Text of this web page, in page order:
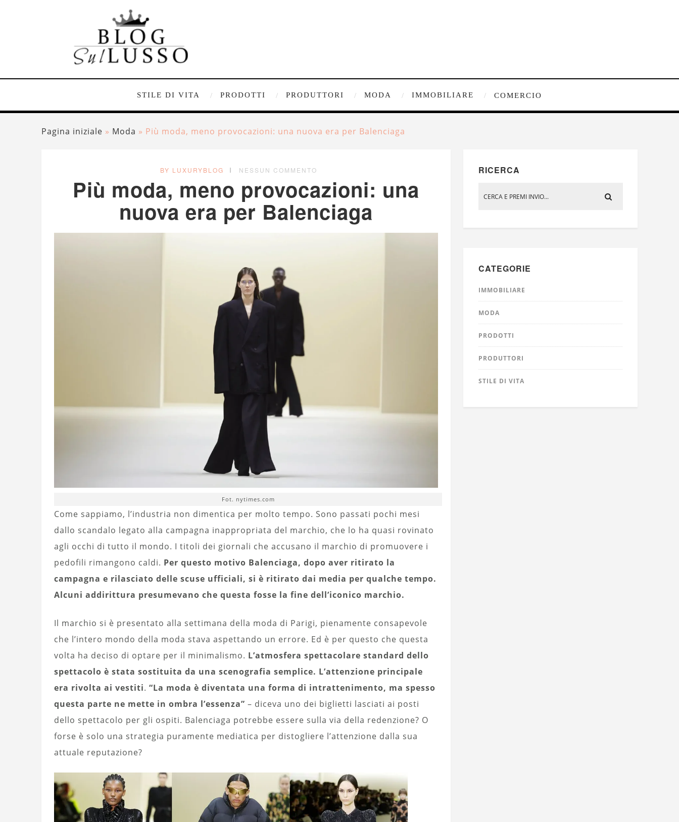
STILE DI VITA PRODOTTI PRODUTTORI MODA IMMOBILIARE COMERCIO
Pagina iniziale » Moda » Più moda, meno provocazioni: una nuova era per Balenciaga
BY LUXURYBLOG NESSUN COMMENTO
Più moda, meno provocazioni: una
nuova era per Balenciaga
Fot. nytimes.com
Come sappiamo, l’industria non dimentica per molto tempo. Sono passati pochi mesi
dallo scandalo legato alla campagna inappropriata del marchio, che lo ha quasi rovinato
agli occhi di tutto il mondo. I titoli dei giornali che accusano il marchio di promuovere i
pedofili rimangono caldi. Per questo motivo Balenciaga, dopo aver ritirato la
campagna e rilasciato delle scuse ufficiali, si è ritirato dai media per qualche tempo.
Alcuni addirittura presumevano che questa fosse la fine dell’iconico marchio.
Il marchio si è presentato alla settimana della moda di Parigi, pienamente consapevole
che l’intero mondo della moda stava aspettando un errore. Ed è per questo che questa
volta ha deciso di optare per il minimalismo. L’atmosfera spettacolare standard dello
spettacolo è stata sostituita da una scenografia semplice. L’attenzione principale
era rivolta ai vestiti. “La moda è diventata una forma di intrattenimento, ma spesso
questa parte ne mette in ombra l’essenza” – diceva uno dei biglietti lasciati ai posti
dello spettacolo per gli ospiti. Balenciaga potrebbe essere sulla via della redenzione? O
forse è solo una strategia puramente mediatica per distogliere l’attenzione dalla sua
attuale reputazione?
RICERCA
CATEGORIE
IMMOBILIARE
MODA
PRODOTTI
PRODUTTORI
STILE DI VITA